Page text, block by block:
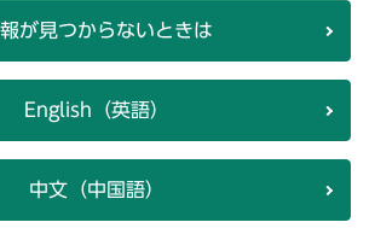
が見つからないときは
English（英語）
中文（中国語）